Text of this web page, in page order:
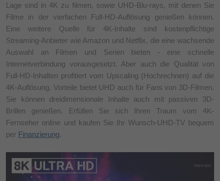
Lage sind in 4K zu filmen, sowie UHD-Blu-rays, mit denen Sie
Filme in der vierfachen Full-HD-Auflösung genießen können.
Eine weitere Quelle für 4K-Inhalte sind kostenpflichtige
Streaming-Anbieter wie Amazon und Netflix, die eine wachsende
Auswahl an Filmen und Serien bieten - eine schnelle
Internetverbindung vorausgesetzt. Aber auch die Qualität von
Full-HD-Inhalten profitiert vom Upscaling (Hochrechnen) auf die
4K-Auflösung. Vorteile bietet UHD auch für Fans von 3D-Filmen.
Sie können dreidimensionale Inhalte auch mit passiven 3D-
Brillen genießen. Erfüllen Sie sich Ihren Traum vom 4K-
Fernseher online und kaufen Sie Ihr Wunsch-UHD-TV bequem
per Finanzierung.